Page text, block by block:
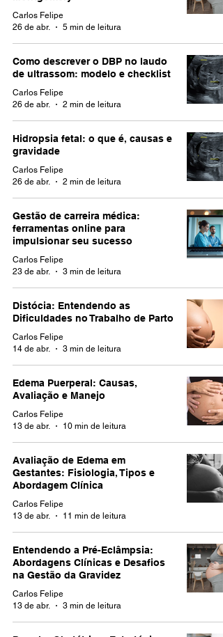
Carlos Felipe
26 de abr.
5 min de leitura
Como descrever o DBP no laudo
de ultrassom: modelo e checklist
Carlos Felipe
26 de abr.
2 min de leitura
Hidropsia fetal: o que é, causas e
gravidade
Carlos Felipe
26 de abr.
2 min de leitura
Gestão de carreira médica:
ferramentas online para
impulsionar seu sucesso
Carlos Felipe
23 de abr.
3 min de leitura
Distócia: Entendendo as
Dificuldades no Trabalho de Parto
Carlos Felipe
14 de abr.
3 min de leitura
Edema Puerperal: Causas,
Avaliação e Manejo
Carlos Felipe
13 de abr.
10 min de leitura
Avaliação de Edema em
Gestantes: Fisiologia, Tipos e
Abordagem Clínica
Carlos Felipe
13 de abr.
11 min de leitura
Entendendo a Pré-Eclâmpsia:
Abordagens Clínicas e Desafios
na Gestão da Gravidez
Carlos Felipe
13 de abr.
3 min de leitura